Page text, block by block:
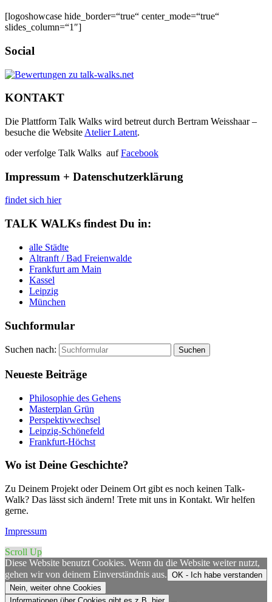
[logoshowcase hide_border=“true“ center_mode=“true“
slides_column=“1″]
Social
KONTAKT
Die Plattform Talk Walks wird betreut durch Bertram Weisshaar –
besuche die Website Atelier Latent.
oder verfolge Talk Walks aufFacebook
Impressum + Datenschutzerklärung
findet sich hier
TALK WALKs findest Du in:
alle Städte
Altranft / Bad Freienwalde
Frankfurt am Main
Kassel
Leipzig
München
Suchformular
Suchen nach:
Neueste Beiträge
Philosophie des Gehens
Masterplan Grün
Perspektivwechsel
Leipzig-Schönefeld
Frankfurt-Höchst
Wo ist Deine Geschichte?
Zu Deinem Projekt oder Deinem Ort gibt es noch keinen Talk-
Walk? Das lässt sich ändern! Trete mit uns in Kontakt. Wir helfen
gerne.
Impressum
Scroll Up
Diese Website benutzt Cookies. Wenn du die Website weiter nutzt,
gehen wir von deinem Einverständnis aus. OK - Ich habe verstanden
Nein, weiter ohne Cookies